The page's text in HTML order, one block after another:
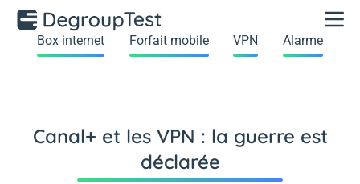
Box internet Forfait mobile VPN Alarme
Canal+ et les VPN : la guerre est
déclarée